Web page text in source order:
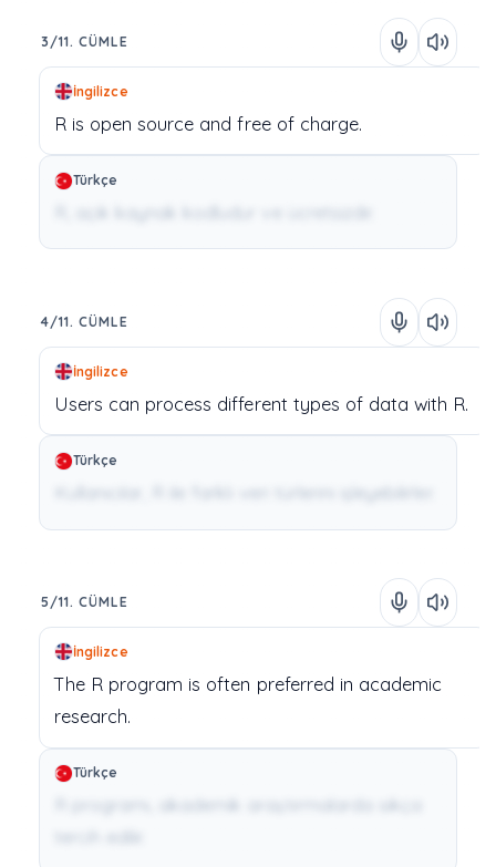
3/11. CÜMLE
İngilizce
R is open source and free of charge.
Türkçe
R, açık kaynak kodludur ve ücretsizdir.
4/11. CÜMLE
İngilizce
Users can process different types of datawith R.
Türkçe
5/11. CÜMLE
İngilizce
The R program is often preferred in academic
research.
Türkçe
R programı, akademik araştırmalarda sıkça